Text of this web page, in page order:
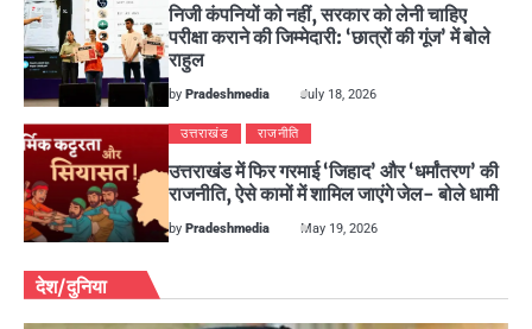
निजी कंपनियों को नहीं, सरकार को लेनी चाहिए
परीक्षा कराने की जिम्मेदारी: ‘छात्रों की गूंज’ में बोले
राहुल
byPradeshmedia July 18, 2026
उत्तराखंड राजनीति
उत्तराखंड में फिर गरमाई ‘जिहाद’ और ‘धर्मांतरण’ की
राजनीति, ऐसे कामों में शामिल जाएंगे जेल- बोले धामी
byPradeshmedia May 19, 2026
देश/दुनिया